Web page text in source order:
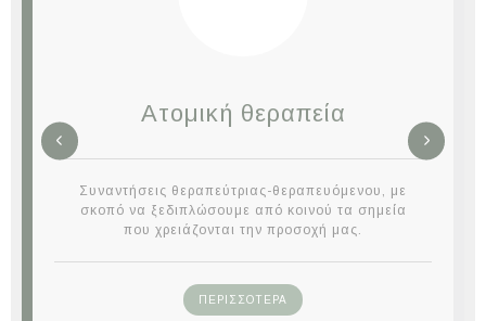
Ατομική θεραπεία
Συναντήσεις θεραπεύτριας-θεραπευόμενου, με
σκοπό να ξεδιπλώσουμε από κοινού τα σημεία
που χρειάζονται την προσοχή μας.
ΠΕΡΙΣΣΟΤΕΡΑ